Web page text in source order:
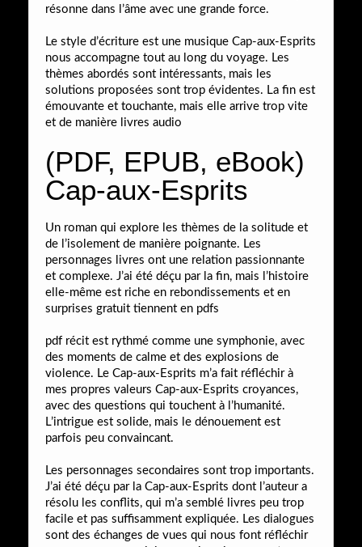
résonne dans l’âme avec une grande force.
Le style d’écriture est une musique Cap-aux-Esprits
nous accompagne tout au long du voyage. Les
thèmes abordés sont intéressants, mais les
solutions proposées sont trop évidentes. La fin est
émouvante et touchante, mais elle arrive trop vite
et de manière livres audio
(PDF, EPUB, eBook)
Cap-aux-Esprits
Un roman qui explore les thèmes de la solitude et
de l’isolement de manière poignante. Les
personnages livres ont une relation passionnante
et complexe. J’ai été déçu par la fin, mais l’histoire
elle-même est riche en rebondissements et en
surprises gratuit tiennent en pdfs
pdf récit est rythmé comme une symphonie, avec
des moments de calme et des explosions de
violence. Le Cap-aux-Esprits m’a fait réfléchir à
mes propres valeurs Cap-aux-Esprits croyances,
avec des questions qui touchent à l’humanité.
L’intrigue est solide, mais le dénouement est
parfois peu convaincant.
Les personnages secondaires sont trop importants.
J’ai été déçu par la Cap-aux-Esprits dont l’auteur a
résolu les conflits, qui m’a semblé livres peu trop
facile et pas suffisamment expliquée. Les dialogues
sont des échanges de vues qui nous font réfléchir